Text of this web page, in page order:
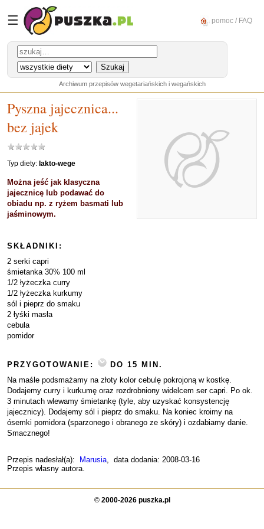
☰ pomoc / FAQ
Archiwum przepisów wegetariańskich i wegańskich
Pyszna jajecznica...
bez jajek
Typ diety: lakto-wege
Można jeść jak klasyczna
jajecznicę lub podawać do
obiadu np. z ryżem basmati lub
jaśminowym.
SKŁADNIKI:
2 serki capri
śmietanka 30% 100 ml
1/2 łyżeczka curry
1/2 łyżeczka kurkumy
sól i pieprz do smaku
2 łyśki masła
cebula
pomidor
PRZYGOTOWANIE:
DO 15 MIN.
Na maśle podsmażamy na złoty kolor cebulę pokrojoną w kostkę.
Dodajemy curry i kurkumę oraz rozdrobniony widelcem ser capri. Po ok.
3 minutach wlewamy śmietankę (tyle, aby uzyskać konsystencję
jajecznicy). Dodajemy sól i pieprz do smaku. Na koniec kroimy na
ósemki pomidora (sparzonego i obranego ze skóry) i ozdabiamy danie.
Smacznego!
Przepis nadesłał(a): Marusia, data dodania: 2008-03-16
Przepis własny autora.
© 2000-2026 puszka.pl